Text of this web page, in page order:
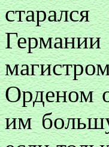
Орденом
им